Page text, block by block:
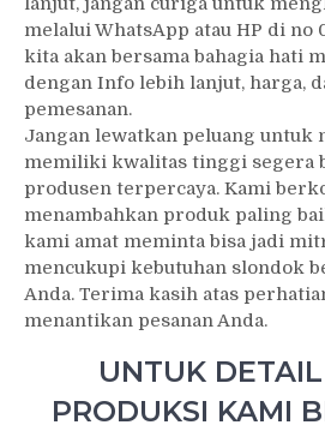
melalui WhatsApp atau HP di no
kita akan bersama bahagia hati
dengan Info lebih lanjut, harga,
pemesanan.
Jangan lewatkan peluang
memiliki kwalitas tinggi segera
produsen terpercaya. Kami
menambahkan produk paling
kami amat meminta bisa jadi
mencukupi kebutuhan slondok
Anda. Terima kasih atas
menantikan pesanan Anda.
UNTUK
PRODUKSI KAMI